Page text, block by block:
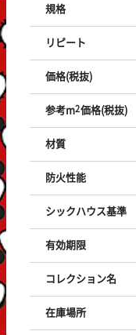
規格
リピート
価格(税抜)
参考m2価格(税抜)
材質
防火性能
シックハウス基準
有効期限
コレクション名
在庫場所